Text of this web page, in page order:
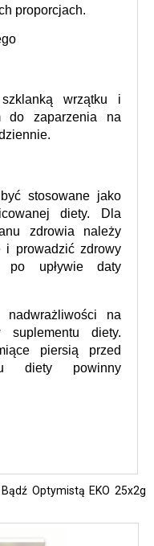
proporcjach.
wrzątku i
do zaparzenia na
stosowane jako
diety. Dla
zdrowia należy
i prowadzić zdrowy
upływie daty
na
suplementu diety.
piersią przed
diety powinny
Optymistą EKO 25x2g